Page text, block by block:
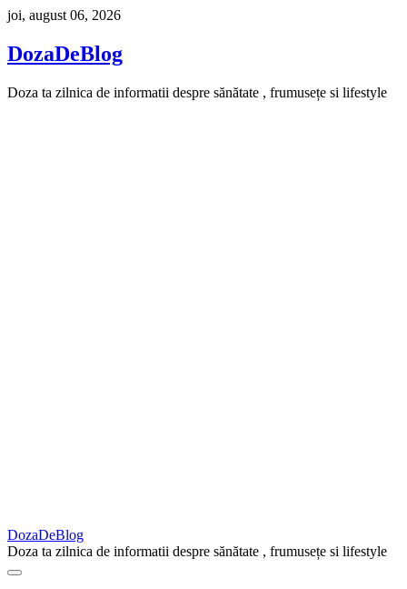
Skip
content
joi, august 06, 2026
DozaDeBlog
Doza ta zilnica de informatii despre sănătate , frumusețe si lifestyle
DozaDeBlog
Doza ta zilnica de informatii despre sănătate , frumusețe si lifestyle